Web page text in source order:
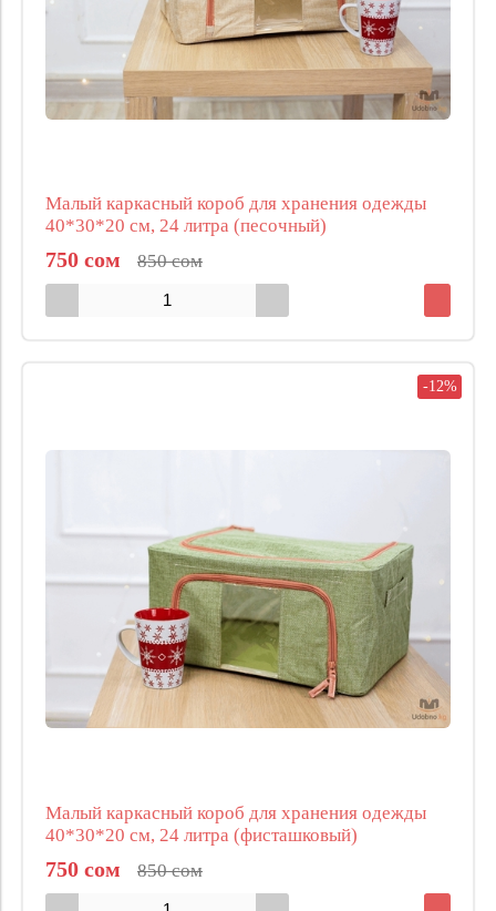
Малый каркасный короб для хранения одежды
40*30*20 см, 24 литра (песочный)
750 сом 850 сом
-12%
Малый каркасный короб для хранения одежды
40*30*20 см, 24 литра (фисташковый)
750 сом 850 сом